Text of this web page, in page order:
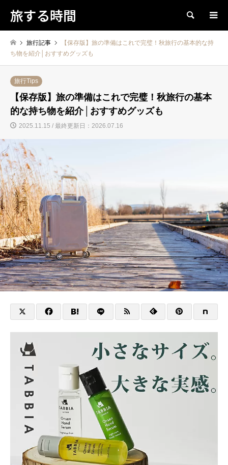
旅する時間 検索
旅行記事
【保存版】旅の準備はこれで完璧！秋旅行の基本的な持
ち物を紹介│おすすめグッズも
旅行Tips
【保存版】旅の準備はこれで完璧！秋旅行の基本
的な持ち物を紹介│おすすめグッズも
2025.11.15 / 最終更新日：2026.07.16